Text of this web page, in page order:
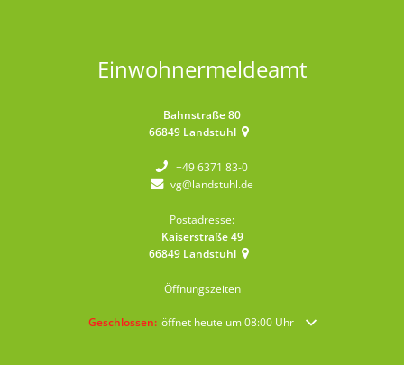
Einwohnermeldeamt
Bahnstraße 80
66849 Landstuhl
+49 6371 83-0
vg@landstuhl.de
Postadresse:
Kaiserstraße 49
66849 Landstuhl
Öffnungszeiten
Klicken, um weitere Öffnungs- oder Schließzeiten
Geschlossen: öffnet heute um 08:00 Uhr